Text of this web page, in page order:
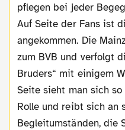
pflegen bei jeder
Auf Seite der Fans ist
angekommen. Die
zum BVB und verfolgt
Bruders“ mit einigem
Seite sieht man sich
Rolle und reibt sich an
Begleitumständen, die